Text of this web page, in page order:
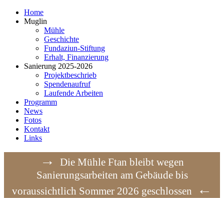
Home
Muglin
Mühle
Geschichte
Fundaziun-Stiftung
Erhalt, Finanzierung
Sanierung 2025-2026
Projektbeschrieb
Spendenaufruf
Laufende Arbeiten
Programm
News
Fotos
Kontakt
Links
→
Die Mühle Ftan bleibt wegen
Sanierungsarbeiten am Gebäude bis
voraussichtlich Sommer 2026 geschlossen
←